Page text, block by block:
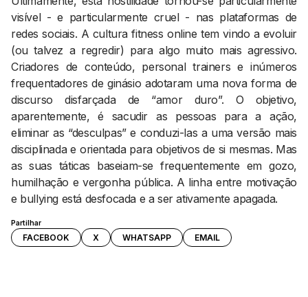
Partilhar
FACEBOOK X WHATSAPP EMAIL
visível - e particularmente cruel - nas plataformas de
redes sociais. A cultura fitness online tem vindo a evoluir
(ou talvez a regredir) para algo muito mais agressivo.
Criadores de conteúdo, personal trainers e inúmeros
frequentadores de ginásio adotaram uma nova forma de
discurso disfarçada de “amor duro”. O objetivo,
aparentemente, é sacudir as pessoas para a ação,
eliminar as “desculpas” e conduzi-las a uma versão mais
disciplinada e orientada para objetivos de si mesmas. Mas
as suas táticas baseiam-se frequentemente em gozo,
humilhação e vergonha pública. A linha entre motivação
e bullying está desfocada e a ser ativamente apagada.